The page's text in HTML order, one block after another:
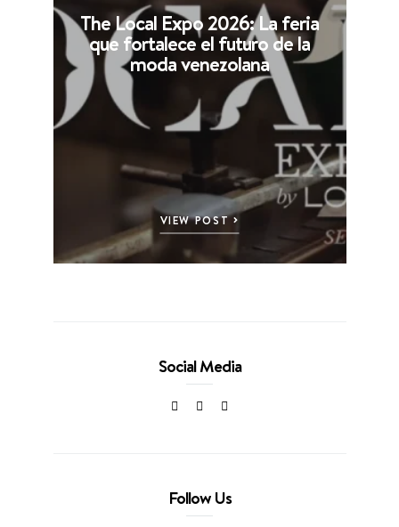
The Local Expo 2026: La feria
que fortalece el futuro de la
moda venezolana
VIEW POST
Social Media
Follow Us